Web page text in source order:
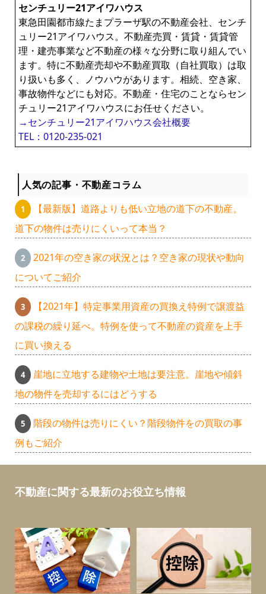
センチュリー21アイワハウス
東急田園都市線たまプラーザ駅の不動産会社、センチ
ュリー21アイワハウス。不動産売買・賃貸・賃貸管
理・建売事業など不動産の様々な分野に取り組んでい
ます。特に不動産売却や不動産買取（自社買取）は取
り扱いも多く、ノウハウがあります。相続、空き家、
事故物件などにも対応。不動産・住宅のことならセン
チュリー21アイワハウスにお任せください。
→センチュリー21アイワハウス会社概要
TEL：0120-235-021
人気の記事・不動産コラム
【最新版】道路よりも低い立地の道下の不動産。
道下の物件は売りにくいって本当？
2021年の空き家の状況とは？空き家の現状や動向
についてご紹介
【2021年】特定事業用資産の買換え特例で譲渡益
の課税の繰り延べ。特例を使って不動産の資産を上手
に買い換える
崖地に立地する建物や土地は要注意。崖地や傾斜
地の物件を売却するにはどうする
階段の物件は売りにくい？階段物件をの買取の事
例もご紹介
不動産に関する最新のお役立ち情報